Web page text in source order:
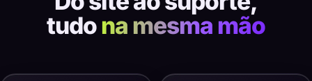
tudona mesma mão